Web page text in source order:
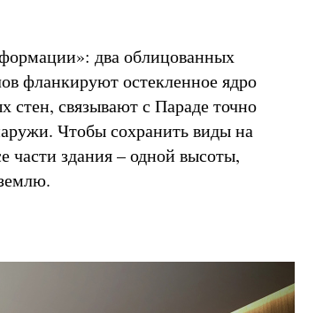
два облицованных
фланкируют остекленное ядро
стен, связывают с Параде точно
Чтобы сохранить виды на
части здания – одной высоты,